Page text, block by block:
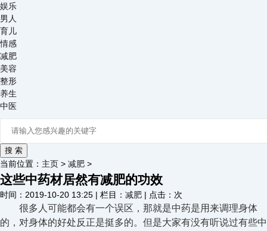
娱乐
男人
育儿
情感
减肥
美容
整形
养生
中医
当前位置： 主页 > 减肥 >
这些中药材居然有减肥的功效
时间：2019-10-20 13:25 | 栏目： 减肥 | 点击： 次
很多人可能都会有一个误区，那就是中药是用来调理身体
的，对身体的好处反正是挺多的。但是大家有没有听说过有些中